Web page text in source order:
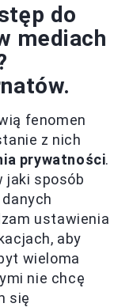
do
mediach
fenomen
z nich
prywatności.
jaki sposób
ustawienia
aby
wieloma
nie chcę
się